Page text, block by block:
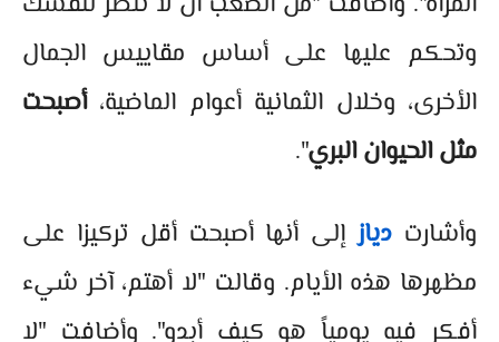
وتحكم عليها على أساس مقاييس الجمال
الأخرى، وخلال الثمانية أعوام الماضية،أصبحت
مثل الحيوان البري".
وأشارت دياز إلى أنها أصبحت أقل تركيزا على
مظهرها هذه الأيام. وقالت "لا أهتم، آخر شيء
أفكر فيه يومياً هو كيف أبدو". وأضافت "لا